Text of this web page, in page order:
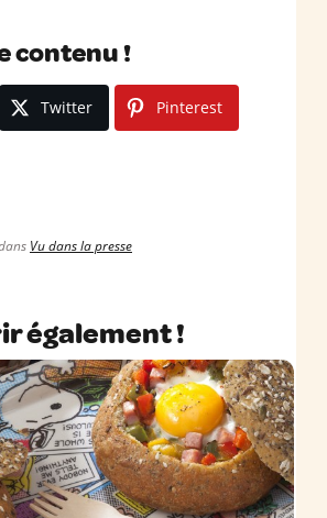
contenu !
Twitter Pinterest
Vu dans la presse
également !